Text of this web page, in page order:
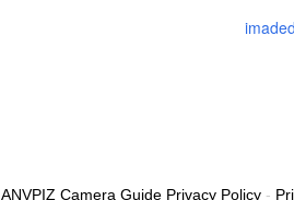
ANVPIZ Camera Guide Privacy Policy -